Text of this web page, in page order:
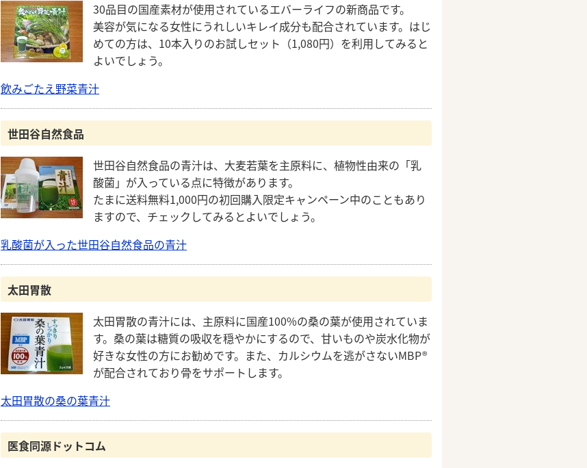
30品目の国産素材が使用されているエバーライフの新商品です。
美容が気になる女性にうれしいキレイ成分も配合されています。はじ
めての方は、10本入りのお試しセット（1,080円）を利用してみると
よいでしょう。
飲みごたえ野菜青汁
世田谷自然食品
世田谷自然食品の青汁は、大麦若葉を主原料に、植物性由来の「乳
酸菌」が入っている点に特徴があります。
たまに送料無料1,000円の初回購入限定キャンペーン中のこともあり
ますので、チェックしてみるとよいでしょう。
乳酸菌が入った世田谷自然食品の青汁
太田胃散
太田胃散の青汁には、主原料に国産100%の桑の葉が使用されていま
す。桑の葉は糖質の吸収を穏やかにするので、甘いものや炭水化物が
好きな女性の方にお勧めです。また、カルシウムを逃がさないMBP®
が配合されており骨をサポートします。
太田胃散の桑の葉青汁
医食同源ドットコム